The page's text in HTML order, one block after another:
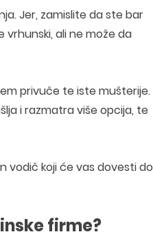
Jer, zamislite da ste bar
ali ne može da
privuče te iste mušterije.
i razmatra više opcija, te
vodič koji će vas dovesti do
firme?